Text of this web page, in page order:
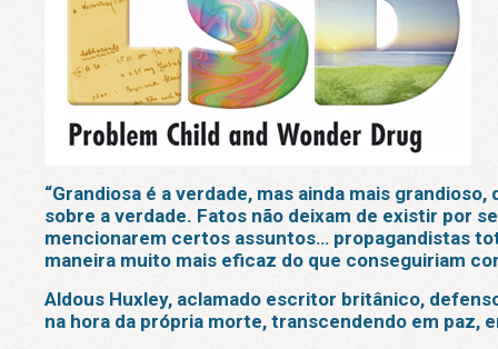
“Grandiosa é a verdade, mas ainda mais
sobre a verdade. Fatos não deixam de existir por
mencionarem certos assuntos… propagandistas
maneira muito mais eficaz do que conseguiriam
Aldous Huxley, aclamado escritor britânico,
na hora da própria morte, transcendendo em paz,